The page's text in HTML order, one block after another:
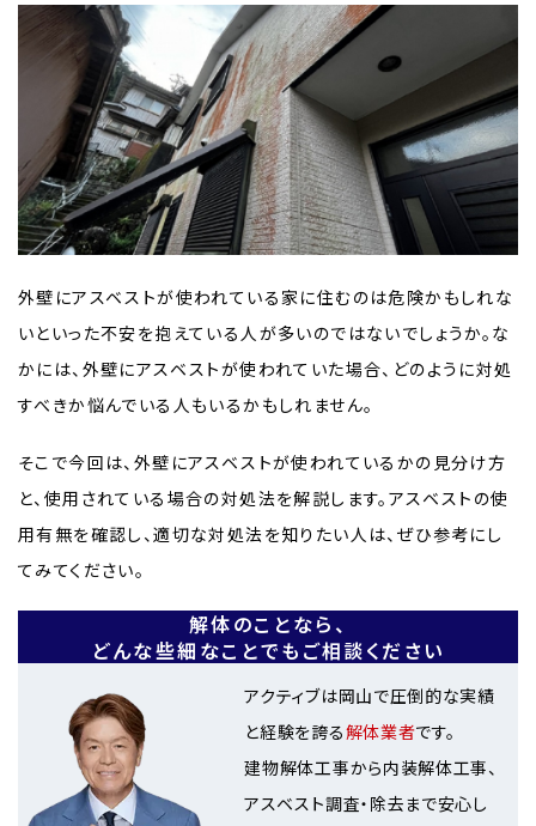
外壁にアスベストが使われている家に住むのは危険かもしれな
いといった不安を抱えている人が多いのではないでしょうか。な
かには、外壁にアスベストが使われていた場合、どのように対処
すべきか悩んでいる人もいるかもしれません。
そこで今回は、外壁にアスベストが使われているかの見分け方
と、使用されている場合の対処法を解説します。アスベストの使
用有無を確認し、適切な対処法を知りたい人は、ぜひ参考にし
てみてください。
解体のことなら、
どんな些細なことでもご相談ください
アクティブは岡山で圧倒的な実績
と経験を誇る解体業者です。
建物解体工事から内装解体工事、
アスベスト調査・除去まで安心し